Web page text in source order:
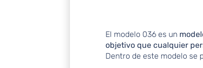
El modelo 036 es un
objetivo que cualquier
Dentro de este modelo se